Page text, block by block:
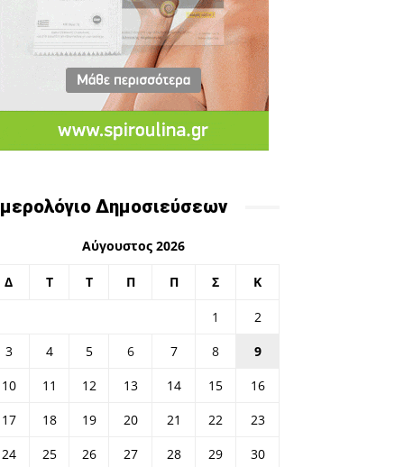
Δημοσιεύσεων
Αύγουστος 2026
Δ Τ Τ Π Π Σ Κ
1
2
3
4 5 6 7 8
9
10
11 12 13 14 15
16
17
18 19 20 21 22
23
24
25 26 27 28 29 30